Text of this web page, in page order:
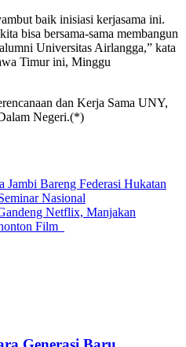
baik inisiasi kerjasama ini.
bisa bersama-sama membangun
Universitas Airlangga,” kata
Timur ini, Minggu
dan Kerja Sama UNY,
Negeri.(*)
Jambi Bareng Federasi Hukatan
Nasional
Netflix, Manjakan
Film